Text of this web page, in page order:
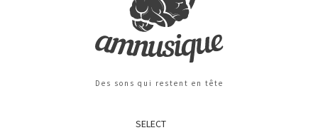
Des sons qui restent en tête
SELECT